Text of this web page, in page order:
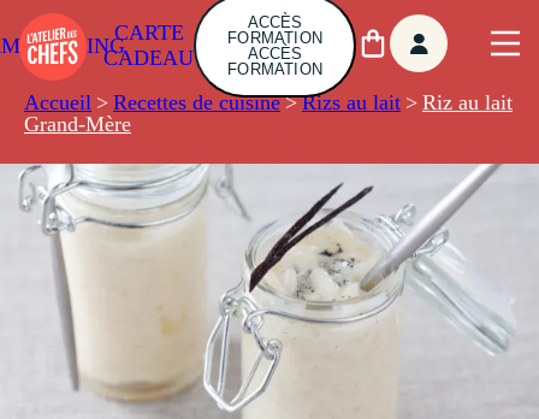
CARTE
CADEAU
ACCÈS
FORMATION
ACCÈS
FORMATION
Accueil > Recettes de cuisine > Rizs au lait > Riz au lait
Grand-Mère